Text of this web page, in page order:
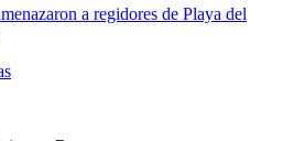
a regidores de Playa del